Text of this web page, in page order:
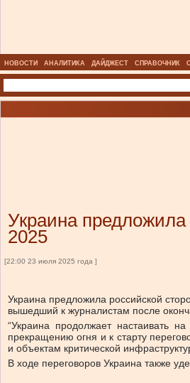
НОВОСТИ АНАЛИТИКА ДАЙДЖЕСТ СПРАВОЧНИК
Украина предложила
2025
[22:00 23 июля 2025 года ]
Украина предложила российской
вышедший к журналистам после
“Украина продолжает настаивать
прекращению огня и к старту
и объектам критической
В ходе переговоров Украина также